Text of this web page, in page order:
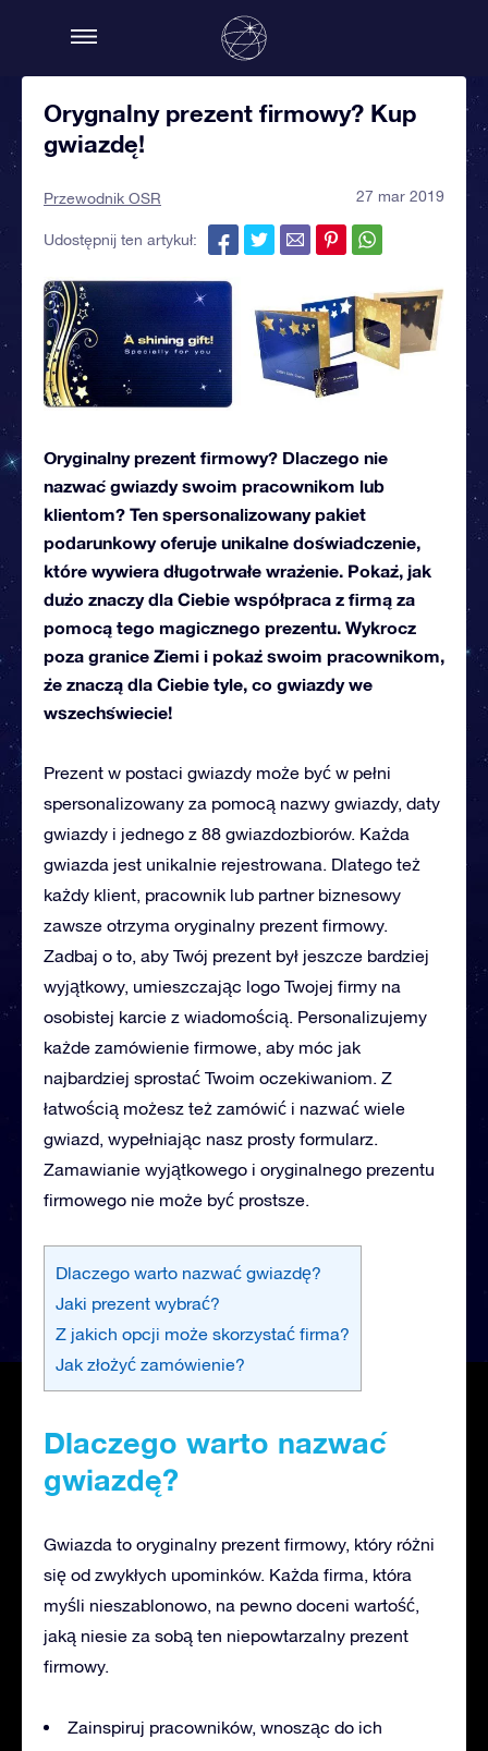
Orygnalny prezent firmowy? Kup
gwiazdę!
Przewodnik OSR 27 mar 2019
Udostępnij ten artykuł:
Oryginalny prezent firmowy? Dlaczego nie
nazwać gwiazdy swoim pracownikom lub
klientom? Ten spersonalizowany pakiet
podarunkowy oferuje unikalne doświadczenie,
które wywiera długotrwałe wrażenie. Pokaż, jak
dużo znaczy dla Ciebie współpraca z firmą za
pomocą tego magicznego prezentu. Wykrocz
poza granice Ziemi i pokaż swoim pracownikom,
że znaczą dla Ciebie tyle, co gwiazdy we
wszechświecie!
Prezent w postaci gwiazdy może być w pełni
spersonalizowany za pomocą nazwy gwiazdy, daty
gwiazdy i jednego z 88 gwiazdozbiorów. Każda
gwiazda jest unikalnie rejestrowana. Dlatego też
każdy klient, pracownik lub partner biznesowy
zawsze otrzyma oryginalny prezent firmowy.
Zadbaj o to, aby Twój prezent był jeszcze bardziej
wyjątkowy, umieszczając logo Twojej firmy na
osobistej karcie z wiadomością. Personalizujemy
każde zamówienie firmowe, aby móc jak
najbardziej sprostać Twoim oczekiwaniom. Z
łatwością możesz też zamówić i nazwać wiele
gwiazd, wypełniając nasz prosty formularz.
Zamawianie wyjątkowego i oryginalnego prezentu
firmowego nie może być prostsze.
Dlaczego warto nazwać gwiazdę?
Jaki prezent wybrać?
Z jakich opcji może skorzystać firma?
Jak złożyć zamówienie?
Dlaczego warto nazwać
gwiazdę?
Gwiazda to oryginalny prezent firmowy, który różni
się od zwykłych upominków. Każda firma, która
myśli nieszablonowo, na pewno doceni wartość,
jaką niesie za sobą ten niepowtarzalny prezent
firmowy.
Zainspiruj pracowników, wnosząc do ich